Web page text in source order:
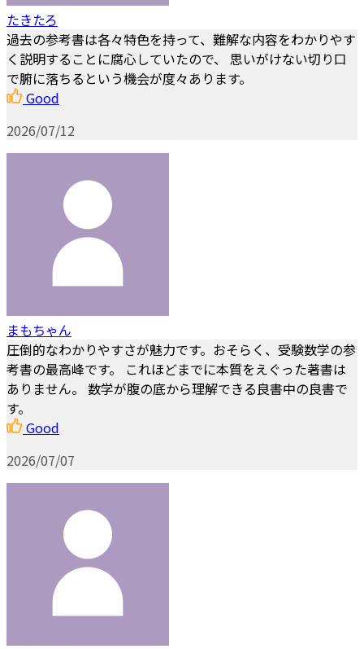
たきたろ
過去の参考書は各々特色を持って、難解な内容をわかりやす
く説明することに腐心していたので、 思いがけない切り口
で腑に落ちるという機会が度々あります。
Good
2026/07/12
まもちゃん
圧倒的なわかりやすさが魅力です。おそらく、受験数学の参
考書の最高峰です。 これほどまでに本質をえぐった著書は
ありません。 数学が腹の底から理解できる良書中の良書で
す。
Good
2026/07/07